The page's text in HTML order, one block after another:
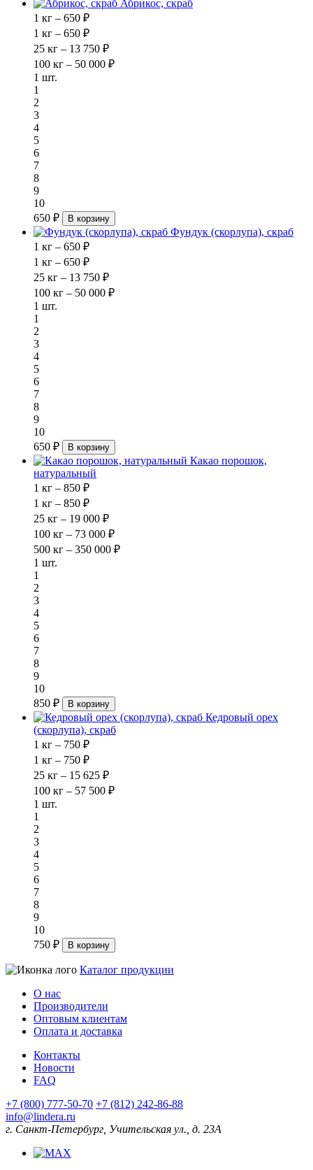
Абрикос, скраб
1 кг – 650 ₽
1 кг – 650 ₽
25 кг – 13 750 ₽
100 кг – 50 000 ₽
1 шт.
1
2
3
4
5
6
7
8
9
10
650 ₽
В корзину
Фундук (скорлупа), скраб
1 кг – 650 ₽
1 кг – 650 ₽
25 кг – 13 750 ₽
100 кг – 50 000 ₽
1 шт.
1
2
3
4
5
6
7
8
9
10
650 ₽
В корзину
Какао порошок,
натуральный
1 кг – 850 ₽
1 кг – 850 ₽
25 кг – 19 000 ₽
100 кг – 73 000 ₽
500 кг – 350 000 ₽
1 шт.
1
2
3
4
5
6
7
8
9
10
850 ₽
В корзину
Кедровый орех
(скорлупа), скраб
1 кг – 750 ₽
1 кг – 750 ₽
25 кг – 15 625 ₽
100 кг – 57 500 ₽
1 шт.
1
2
3
4
5
6
7
8
9
10
750 ₽
В корзину
Каталог продукции
О нас
Производители
Оптовым клиентам
Оплата и доставка
Контакты
Новости
FAQ
+7 (800) 777-50-70 +7 (812) 242-86-88
info@lindera.ru
г. Санкт-Петербург, Учительская ул., д. 23А